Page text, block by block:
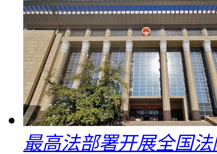
最高法部署开展全国